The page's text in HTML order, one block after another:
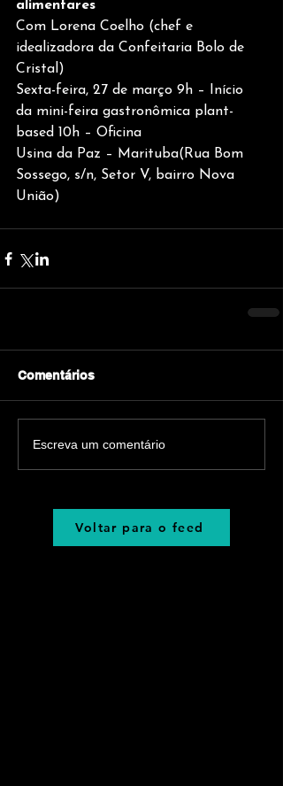
alimentares
Com Lorena Coelho (chef e
idealizadora da Confeitaria Bolo de
Cristal)
Sexta-feira, 27 de março 9h – Início
da mini-feira gastronômica plant-
based 10h – Oficina
Usina da Paz – Marituba(Rua Bom
Sossego, s/n, Setor V, bairro Nova
União)
Comentários
Escreva um comentário
Voltar para o feed